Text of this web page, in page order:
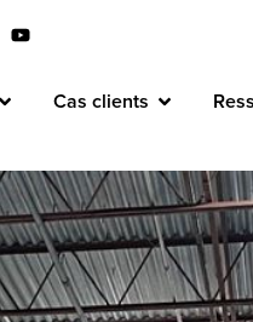
Cas clients